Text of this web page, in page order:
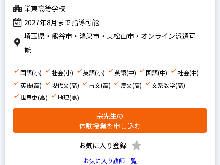
文系
理系
写真あり
栄東高等学校
2027年8月まで指導可能
埼玉県・熊谷市・鴻巣市・東松山市・オンライン派遣可
能
国語(小) 社会(小) 英語(小) 英語(中) 国語(中)
社会(中)
英語(高)
現代文(高) 古文(高) 漢文(高)
文系数学(高)
世界史(高)
地理(高)
宗先生の
体験授業を申し込む
お気に入り登録
お気に入り教師一覧